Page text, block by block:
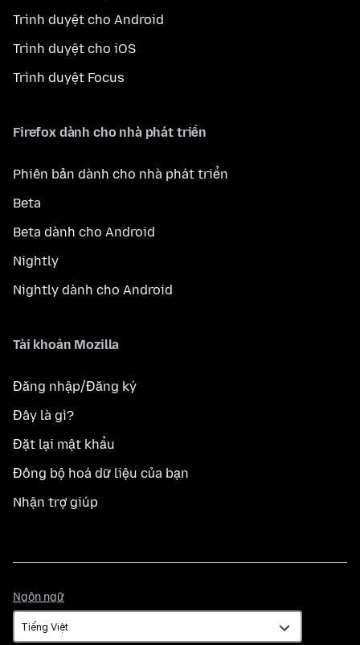
Trình duyệt cho Android
Trình duyệt cho iOS
Trình duyệt Focus
Firefox dành cho nhà phát triển
Phiên bản dành cho nhà phát triển
Beta
Beta dành cho Android
Nightly
Nightly dành cho Android
Tài khoản Mozilla
Đăng nhập/Đăng ký
Đây là gì?
Đặt lại mật khẩu
Đồng bộ hoá dữ liệu của bạn
Nhận trợ giúp
Ngôn ngữ
ngữ